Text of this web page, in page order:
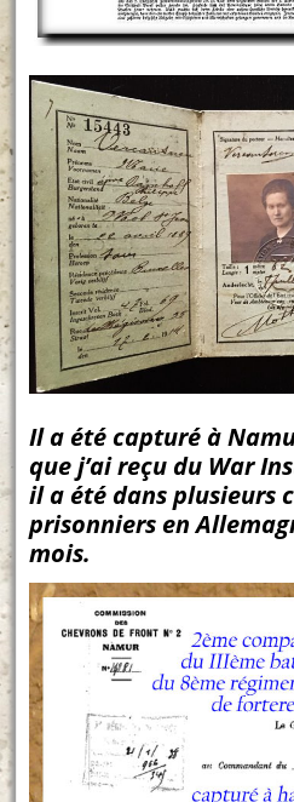
Il a été capturé à
que j’ai reçu du War
il a été dans plusieurs
prisonniers en
mois.